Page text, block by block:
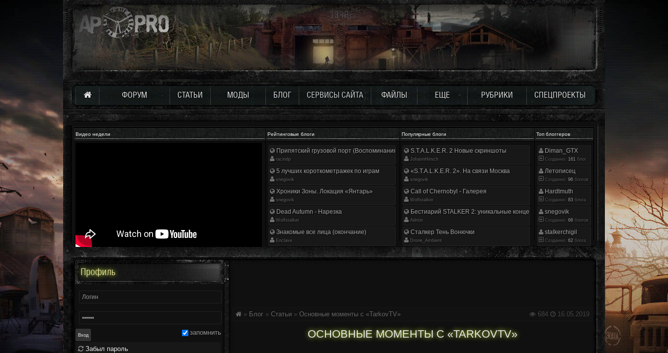
ФОРУМ СТАТЬИ МОДЫ БЛОГ СЕРВИСЫ САЙТА ФАЙЛЫ ЕЩЕ РУБРИКИ СПЕЦПРОЕКТЫ
Видео недели Рейтинговые блоги Популярные блоги Топ блоггеров
Припятский грузовой порт (Воспоминания ликвидатора)
racindp
5 лучших короткометражек по играм
snegovik
Хроники Зоны. Локация «Янтарь»
snegovik
Dead Autumn - Нарезка
Wolfstalker
Знакомые все лица (окончание)
Enclave
S.T.A.L.K.E.R. 2 Новые скриншоты
JohannHirsch
«S.T.A.L.K.E.R. 2». На связи Москва
snegovik
Call of Chernobyl - Галерея
Wolfstalker
Бестиарий STALKER 2: уникальные концепт-арты
Аdmin
Сталкер Тень Вонючки
Drone_Ambient
Diman_GTX
Созданно: 161 блог
Летописец
Созданно: 96 блогов
Hardtmuth
Созданно: 83 блога
snegovik
Созданно: 68 блогов
stalkerchigil
Созданно: 62 блога
684 16.05.2019
» Блог » Статьи » Основные моменты с «TarkovTV»
ОСНОВНЫЕ МОМЕНТЫ С «TARKOVTV»
Профиль
запомнить
Забыл пароль